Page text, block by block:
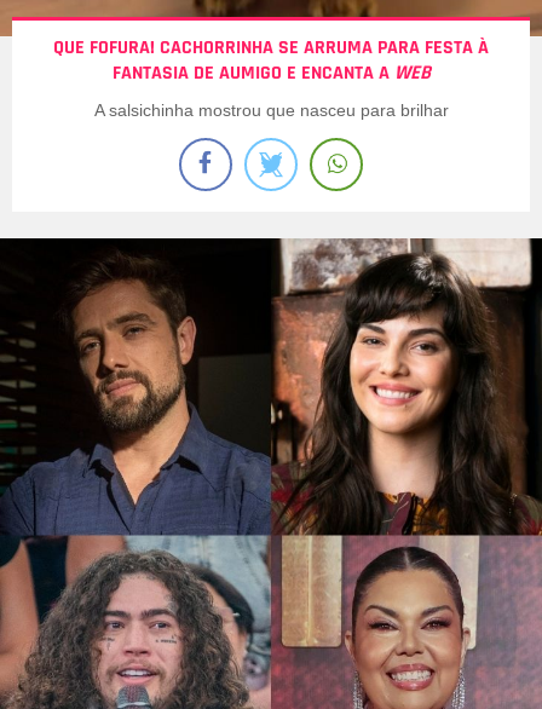
QUE FOFURA! CACHORRINHA SE ARRUMA PARA FESTA À
FANTASIA DE AUMIGO E ENCANTA A WEB
A salsichinha mostrou que nasceu para brilhar